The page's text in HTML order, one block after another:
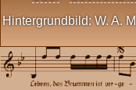
Hintergrundbild: W. A.